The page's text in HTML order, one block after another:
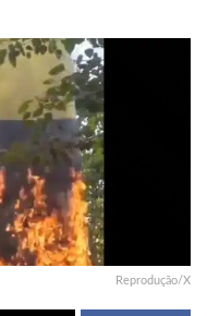
Reprodução/X